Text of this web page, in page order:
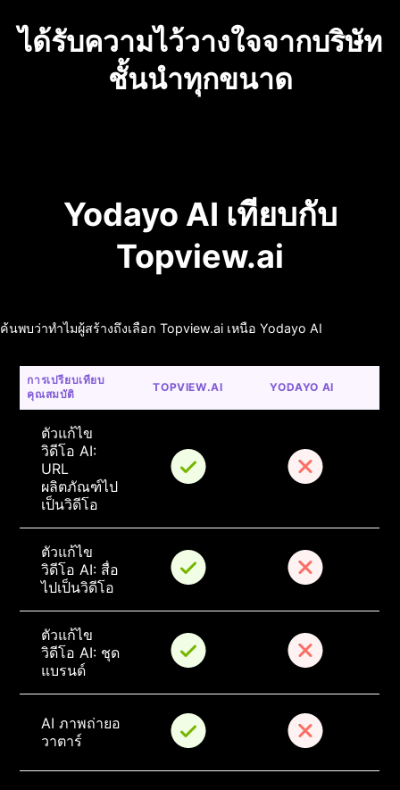
ได้รับความไว้วางใจจากบริษัท
ชั้นนำทุกขนาด
Yodayo AI เทียบกับ
Topview.ai
ค้นพบว่าทำไมผู้สร้างถึงเลือก Topview.ai เหนือ Yodayo AI
การเปรียบเทียบ
คุณสมบัติ
TOPVIEW.AI YODAYO AI
ตัวแก้ไข
วิดีโอ AI:
URL
ผลิตภัณฑ์ไป
เป็นวิดีโอ
ตัวแก้ไข
วิดีโอ AI: สื่อ
ไปเป็นวิดีโอ
ตัวแก้ไข
วิดีโอ AI: ชุด
แบรนด์
AI ภาพถ่ายอ
วาตาร์